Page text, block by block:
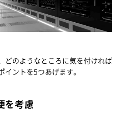
どのようなところに気を付ければ
ントを5つあげます。
を考慮